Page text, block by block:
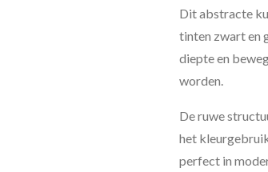
Dit abstracte
tinten zwart en
diepte en
worden.
De ruwe
het
perfect in